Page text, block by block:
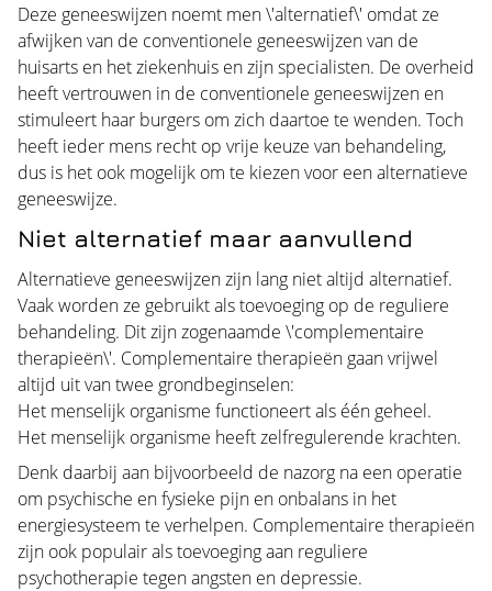
Deze geneeswijzen noemt men \'alternatief\' omdat ze
afwijken van de conventionele geneeswijzen van de
huisarts en het ziekenhuis en zijn specialisten. De overheid
heeft vertrouwen in de conventionele geneeswijzen en
stimuleert haar burgers om zich daartoe te wenden. Toch
heeft ieder mens recht op vrije keuze van behandeling,
dus is het ook mogelijk om te kiezen voor een alternatieve
geneeswijze.
Niet alternatief maar aanvullend
Alternatieve geneeswijzen zijn lang niet altijd alternatief.
Vaak worden ze gebruikt als toevoeging op de reguliere
behandeling. Dit zijn zogenaamde \'complementaire
therapieën\'. Complementaire therapieën gaan vrijwel
altijd uit van twee grondbeginselen:
Het menselijk organisme functioneert als één geheel.
Het menselijk organisme heeft zelfregulerende krachten.
Denk daarbij aan bijvoorbeeld de nazorg na een operatie
om psychische en fysieke pijn en onbalans in het
energiesysteem te verhelpen. Complementaire therapieën
zijn ook populair als toevoeging aan reguliere
psychotherapie tegen angsten en depressie.